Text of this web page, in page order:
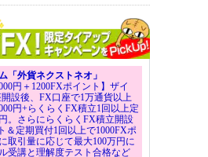
「外貨ネクストネオ」
円＋1200FXポイント】ザイ
設後、FX口座で1万通貨以上
円+らくらくFX積立1回以上定
。さらにらくらくFX積立開設
＆定期買付1回以上で1000FXポ
取引量に応じて最大100万円に
受講と理解度テスト合格など